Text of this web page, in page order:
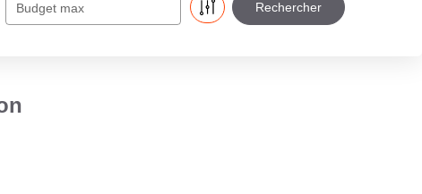
Budget max